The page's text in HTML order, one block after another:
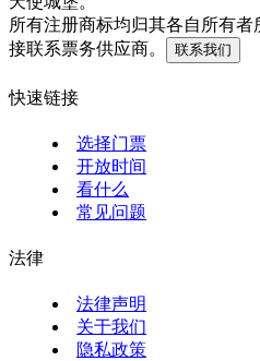
所有注册商标均归其各自所有
接联系票务供应商。
联系我们
快速链接
选择门票
开放时间
看什么
常见问题
法律
法律声明
关于我们
隐私政策